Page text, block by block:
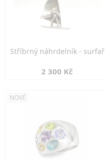
Stříbrný náhrdelník - surfař
2 300 Kč
NOVÉ